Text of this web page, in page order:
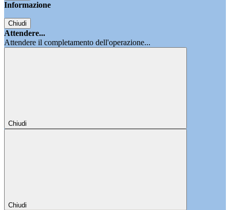
Informazione
Chiudi
Attendere...
Attendere il completamento dell'operazione...
Chiudi
Chiudi